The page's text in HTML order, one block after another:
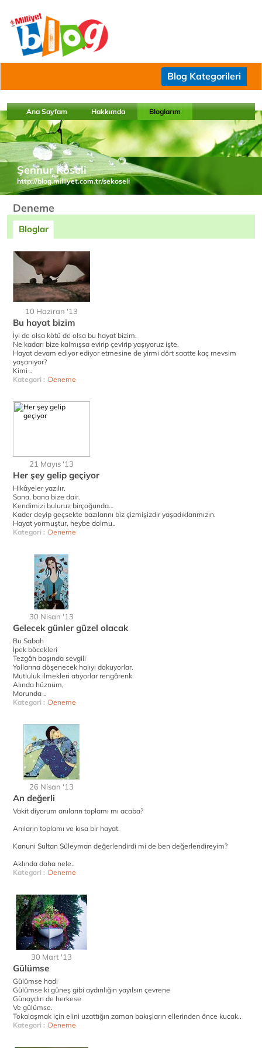
Blog Kategorileri
Ana Sayfam Hakkımda Bloglarım
Şennur Köseli
http://blog.milliyet.com.tr/sekoseli
Deneme
Bloglar
10 Haziran '13
Bu hayat bizim
İyi de olsa kötü de olsa bu hayat bizim.
Ne kadarı bize kalmışsa evirip çevirip yaşıyoruz işte.
Hayat devam ediyor ediyor etmesine de yirmi dört saatte kaç mevsim
yaşanıyor?
Kimi ..
Kategori : Deneme
21 Mayıs '13
Her şey gelip geçiyor
Hikâyeler yazılır.
Sana, bana bize dair.
Kendimizi buluruz birçoğunda…
Kader deyip geçsekte bazılarını biz çizmişizdir yaşadıklarımızın.
Hayat yormuştur, heybe dolmu..
Kategori : Deneme
30 Nisan '13
Gelecek günler güzel olacak
Bu Sabah
İpek böcekleri
Tezgâh başında sevgili
Yollarına döşenecek halıyı dokuyorlar.
Mutluluk ilmekleri atıyorlar rengârenk.
Alında hüznüm,
Morunda ..
Kategori : Deneme
26 Nisan '13
An değerli
Vakit diyorum anıların toplamı mı acaba?
Anıların toplamı ve kısa bir hayat.
Kanuni Sultan Süleyman değerlendirdi mi de ben değerlendireyim?
Aklında daha nele..
Kategori : Deneme
30 Mart '13
Gülümse
Gülümse hadi
Gülümse ki güneş gibi aydınlığın yayılsın çevrene
Günaydın de herkese
Ve gülümse.
Tokalaşmak için elini uzattığın zaman bakışların ellerinden önce kucak..
Kategori : Deneme